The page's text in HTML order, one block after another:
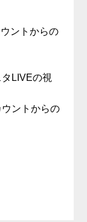
ントからの
LIVEの視
ントからの